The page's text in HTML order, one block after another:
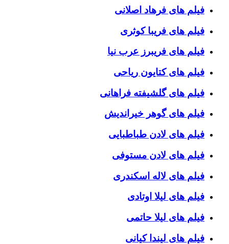
فیلم های فرهاد اصلانی
فیلم های فریبا کوثری
فیلم های فریبرز عرب نیا
فیلم های کتایون ریاحی
فیلم های گلشیفته فراهانی
فیلم های گوهر خیراندیش
فیلم های لادن طباطبایی
فیلم های لادن مستوفی
فیلم های لاله اسکندری
فیلم های لیلا اوتادی
فیلم های لیلا حاتمی
فیلم های لیندا کیانی